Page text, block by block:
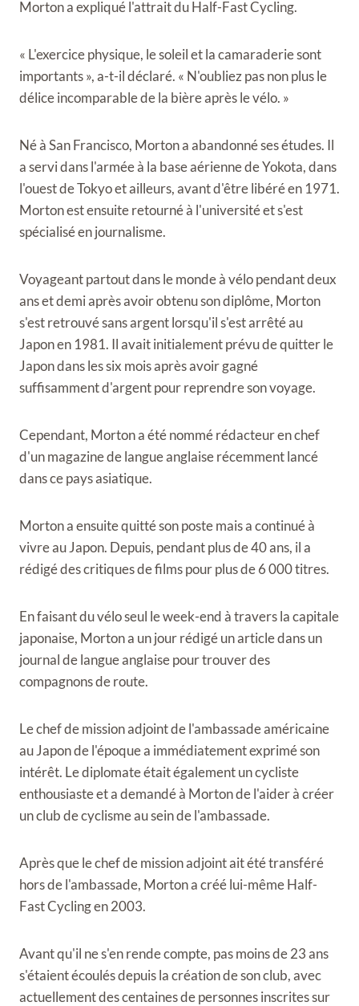
Morton a expliqué l'attrait du Half-Fast Cycling.
« L'exercice physique, le soleil et la camaraderie sont
importants », a-t-il déclaré. « N'oubliez pas non plus le
délice incomparable de la bière après le vélo. »
Né à San Francisco, Morton a abandonné ses études. Il
a servi dans l'armée à la base aérienne de Yokota, dans
l'ouest de Tokyo et ailleurs, avant d'être libéré en 1971.
Morton est ensuite retourné à l'université et s'est
spécialisé en journalisme.
Voyageant partout dans le monde à vélo pendant deux
ans et demi après avoir obtenu son diplôme, Morton
s'est retrouvé sans argent lorsqu'il s'est arrêté au
Japon en 1981. Il avait initialement prévu de quitter le
Japon dans les six mois après avoir gagné
suffisamment d'argent pour reprendre son voyage.
Cependant, Morton a été nommé rédacteur en chef
d'un magazine de langue anglaise récemment lancé
dans ce pays asiatique.
Morton a ensuite quitté son poste mais a continué à
vivre au Japon. Depuis, pendant plus de 40 ans, il a
rédigé des critiques de films pour plus de 6 000 titres.
En faisant du vélo seul le week-end à travers la capitale
japonaise, Morton a un jour rédigé un article dans un
journal de langue anglaise pour trouver des
compagnons de route.
Le chef de mission adjoint de l'ambassade américaine
au Japon de l'époque a immédiatement exprimé son
intérêt. Le diplomate était également un cycliste
enthousiaste et a demandé à Morton de l'aider à créer
un club de cyclisme au sein de l'ambassade.
Après que le chef de mission adjoint ait été transféré
hors de l'ambassade, Morton a créé lui-même Half-
Fast Cycling en 2003.
Avant qu'il ne s'en rende compte, pas moins de 23 ans
s'étaient écoulés depuis la création de son club, avec
actuellement des centaines de personnes inscrites sur